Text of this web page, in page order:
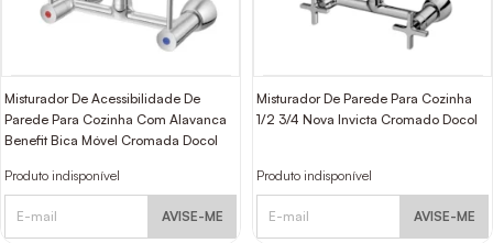
Misturador De Acessibilidade De
Parede Para Cozinha Com Alavanca
Benefit Bica Móvel Cromada Docol
Produto indisponível
AVISE-ME
Misturador De Parede Para Cozinha
1/2 3/4 Nova Invicta Cromado Docol
Produto indisponível
AVISE-ME